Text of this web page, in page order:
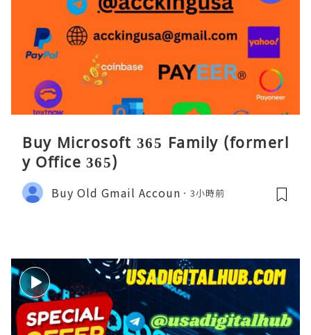
Buy Microsoft 365 Family (formerl
y Office 365)
Buy Old Gmail Accoun 3小時前